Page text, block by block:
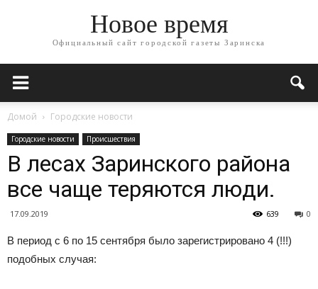
Новое время
Официальный сайт городской газеты Заринска
Домой Городские новости
Городские новости Происшествия
В лесах Заринского района
все чаще теряются люди.
17.09.2019 0
639
В период с 6 по 15 сентября было зарегистрировано 4 (!!!)
подобных случая: